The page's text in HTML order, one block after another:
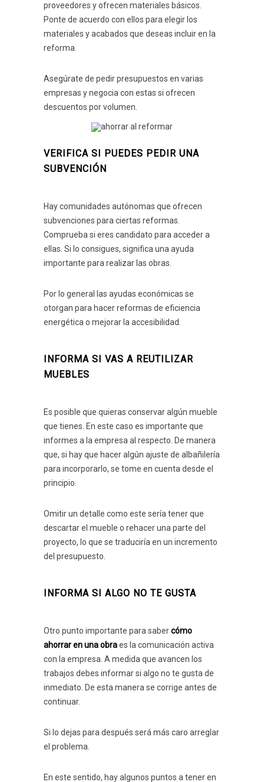
proveedores y ofrecen materiales básicos.
Ponte de acuerdo con ellos para elegir los
materiales y acabados que deseas incluir en la
reforma.
Asegúrate de pedir presupuestos en varias
empresas y negocia con estas si ofrecen
descuentos por volumen.
VERIFICA SI PUEDES PEDIR UNA
SUBVENCIÓN
Hay comunidades autónomas que ofrecen
subvenciones para ciertas reformas.
Comprueba si eres candidato para acceder a
ellas. Si lo consigues, significa una ayuda
importante para realizar las obras.
Por lo general las ayudas económicas se
otorgan para hacer reformas de eficiencia
energética o mejorar la accesibilidad.
INFORMA SI VAS A REUTILIZAR
MUEBLES
Es posible que quieras conservar algún mueble
que tienes. En este caso es importante que
informes a la empresa al respecto. De manera
que, si hay que hacer algún ajuste de albañilería
para incorporarlo, se tome en cuenta desde el
principio.
Omitir un detalle como este sería tener que
descartar el mueble o rehacer una parte del
proyecto, lo que se traduciría en un incremento
del presupuesto.
INFORMA SI ALGO NO TE GUSTA
Otro punto importante para sabercómo
ahorrar en una obraes la comunicación activa
con la empresa. A medida que avancen los
trabajos debes informar si algo no te gusta de
inmediato. De esta manera se corrige antes de
continuar.
Si lo dejas para después será más caro arreglar
el problema.
En este sentido, hay algunos puntos a tener en